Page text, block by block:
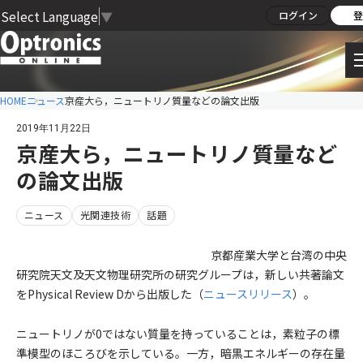
Select Language ▼ ログイン
HOMEニュース京産大ら，ニュートリノ質量などの論文出版
2019年11月22日
京産大ら，ニュートリノ質量など
の論文出版
ニュース 光関連技術 話題
京都産業大学と台湾の中央
研究院天文及天文物理研究所の研究グループは，新しい共著論文
をPhysical Review Dから出版した（ニュースリリース）。
ニュートリノが0ではない質量を持っていることは，素粒子の標
準模型のほころびを示している。一方，暗黒エネルギーの存在量